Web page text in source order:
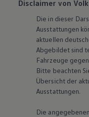
Disclaimer von
Die in dieser
Ausstattungen
aktuellen
Abgebildet sind
Fahrzeuge
Bitte beachten
Übersicht der
Ausstattungen.
Die